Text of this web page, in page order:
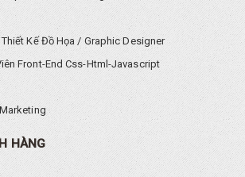
Thiết Kế Đồ Họa / Graphic Designer
Front-End Css-Html-Javascript
HÀNG